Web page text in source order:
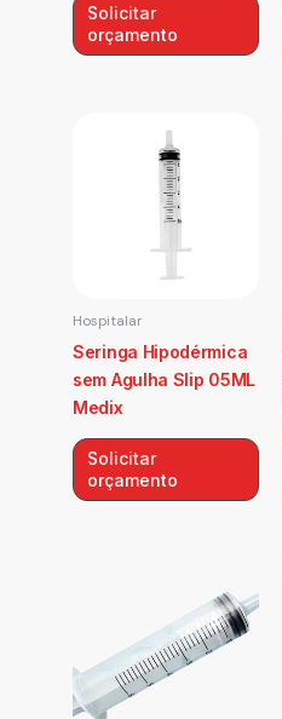
Solicitar
orçamento
Hospitalar
Seringa Hipodérmica
sem Agulha Slip 05ML
Medix
Solicitar
orçamento